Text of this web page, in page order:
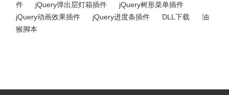
件
jQuery弹出层灯箱插件
jQuery树形菜单插件
jQuery动画效果插件
jQuery进度条插件 DLL下载
油
猴脚本